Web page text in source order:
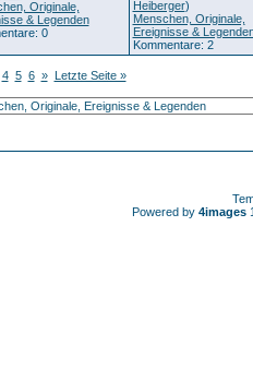
Originale,
& Legenden
0
Heiberger)
Menschen, Originale,
Ereignisse &
Kommentare: 2
4 5 6 » Letzte Seite »
Powered by 4images